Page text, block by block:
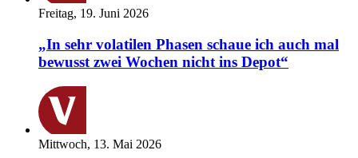
Freitag, 19. Juni 2026
„In sehr volatilen Phasen schaue ich auch mal
bewusst zwei Wochen nicht ins Depot“
Mittwoch, 13. Mai 2026